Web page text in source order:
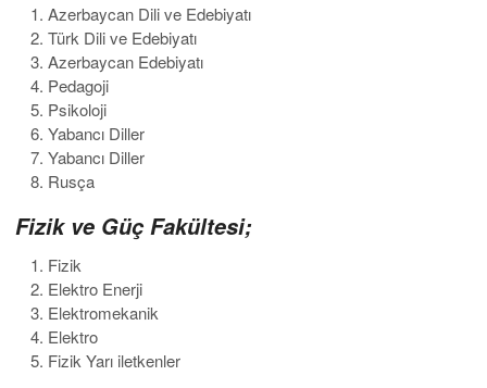
Azerbaycan Dili ve Edebiyatı
Türk Dili ve Edebiyatı
Azerbaycan Edebiyatı
Pedagoji
Psikoloji
Yabancı Diller
Yabancı Diller
Rusça
Fizik ve Güç Fakültesi;
Fizik
Elektro Enerji
Elektromekanik
Elektro
Fizik Yarı iletkenler